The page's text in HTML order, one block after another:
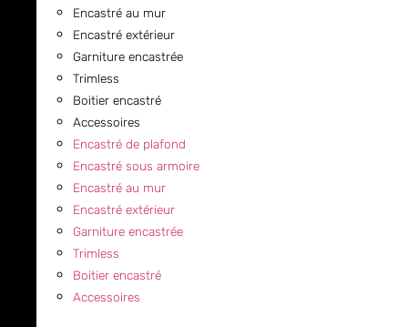
Encastré au mur
Encastré extérieur
Garniture encastrée
Trimless
Boitier encastré
Accessoires
Encastré de plafond
Encastré sous armoire
Encastré au mur
Encastré extérieur
Garniture encastrée
Trimless
Boitier encastré
Accessoires